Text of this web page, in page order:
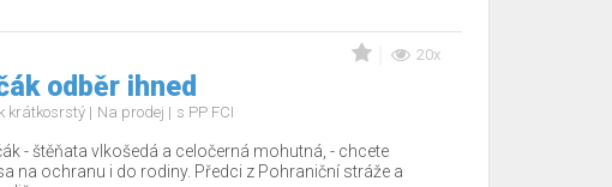
20x
odběr ihned
krátkosrstý Na prodej s PP FCI
- štěňata vlkošedá a celočerná mohutná, - chcete
na ochranu i do rodiny. Předci z Pohraniční stráže a